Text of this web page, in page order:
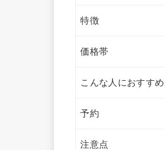
特徴
価格帯
こんな人におすすめ
予約
注意点